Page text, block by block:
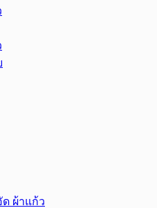
ผ้าแก้ว